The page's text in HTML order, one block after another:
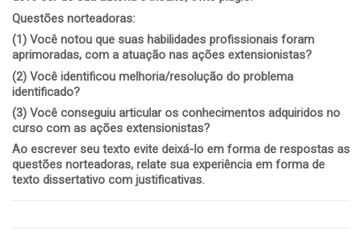
Questões norteadoras:
(1) Você notou que suas habilidades profissionais foram
aprimoradas, com a atuação nas ações extensionistas?
(2) Você identificou melhoria/resolução do problema
identificado?
(3) Você conseguiu articular os conhecimentos adquiridos no
curso com as ações extensionistas?
Ao escrever seu texto evite deixá-lo em forma de respostas as
questões norteadoras, relate sua experiência em forma de
texto dissertativo com justificativas.